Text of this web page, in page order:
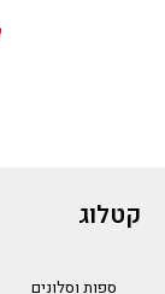
קטלוג
ספות וסלונים